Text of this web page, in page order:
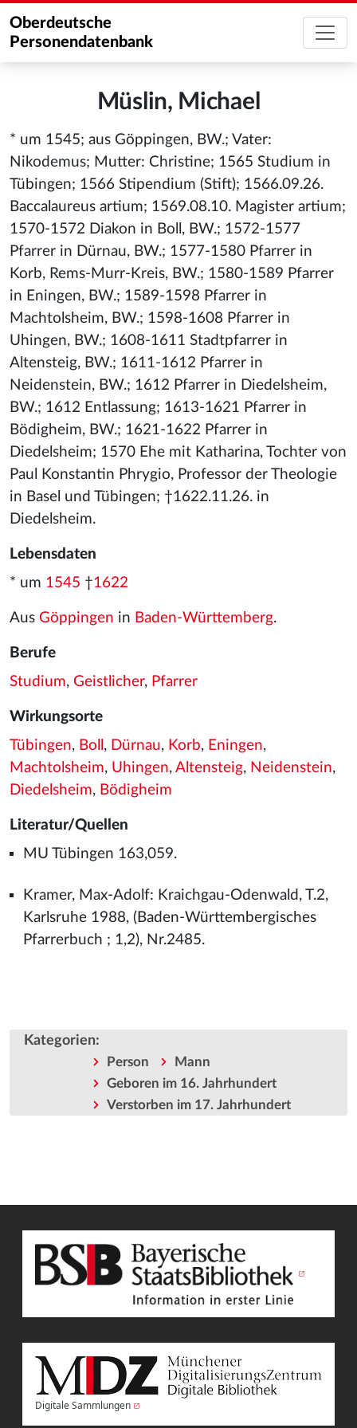
Oberdeutsche
Personendatenbank
Müslin, Michael
* um 1545; aus Göppingen, BW.; Vater:
Nikodemus; Mutter: Christine; 1565 Studium in
Tübingen; 1566 Stipendium (Stift); 1566.09.26.
Baccalaureus artium; 1569.08.10. Magister artium;
1570-1572 Diakon in Boll, BW.; 1572-1577
Pfarrer in Dürnau, BW.; 1577-1580 Pfarrer in
Korb, Rems-Murr-Kreis, BW.; 1580-1589 Pfarrer
in Eningen, BW.; 1589-1598 Pfarrer in
Machtolsheim, BW.; 1598-1608 Pfarrer in
Uhingen, BW.; 1608-1611 Stadtpfarrer in
Altensteig, BW.; 1611-1612 Pfarrer in
Neidenstein, BW.; 1612 Pfarrer in Diedelsheim,
BW.; 1612 Entlassung; 1613-1621 Pfarrer in
Bödigheim, BW.; 1621-1622 Pfarrer in
Diedelsheim; 1570 Ehe mit Katharina, Tochter von
Paul Konstantin Phrygio, Professor der Theologie
in Basel und Tübingen; †1622.11.26. in
Diedelsheim.
Lebensdaten
* um 1545 †1622
Aus Göppingen in Baden-Württemberg.
Berufe
Studium, Geistlicher, Pfarrer
Wirkungsorte
Tübingen, Boll , Dürnau, Korb, Eningen,
Machtolsheim, Uhingen, Altensteig, Neidenstein,
Diedelsheim, Bödigheim
Literatur/Quellen
MU Tübingen 163,059.
Kramer, Max-Adolf: Kraichgau-Odenwald, T.2,
Karlsruhe 1988, (Baden-Württembergisches
Pfarrerbuch ; 1,2), Nr.2485.
Kategorien:
Person
Mann
Geboren im 16. Jahrhundert
Verstorben im 17. Jahrhundert
Digitale Sammlungen